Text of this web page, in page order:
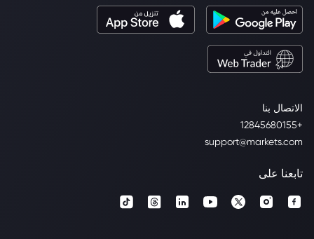
الاتصال بنا
+12845680155
support@markets.com
تابعنا على